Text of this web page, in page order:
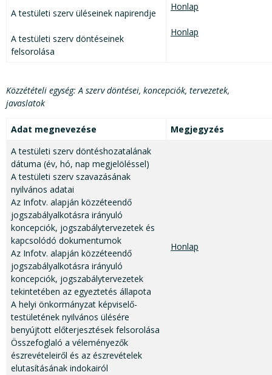
A testületi szerv üléseinek napirendje
A testületi szerv döntéseinek
felsorolása
Honlap
Honlap
Közzétételi egység: A szerv döntései, koncepciók, tervezetek,
javaslatok
Adat megnevezése
Megjegyzés
A testületi szerv döntéshozatalának
dátuma (év, hó, nap megjelöléssel)
A testületi szerv szavazásának
nyilvános adatai
Az Infotv. alapján közzéteendő
jogszabályalkotásra irányuló
koncepciók, jogszabálytervezetek és
kapcsolódó dokumentumok
Az Infotv. alapján közzéteendő
jogszabályalkotásra irányuló
koncepciók, jogszabálytervezetek
tekintetében az egyeztetés állapota
A helyi önkormányzat képviselő-
testületének nyilvános ülésére
benyújtott előterjesztések felsorolása
Összefoglaló a véleményezők
észrevételeiről és az észrevételek
elutasításának indokairól
Honlap